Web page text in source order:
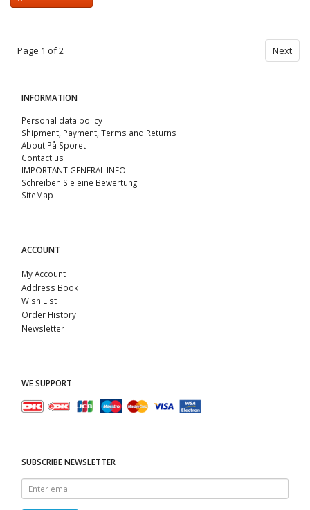
Page 1 of 2 Next
INFORMATION
Personal data policy
Shipment, Payment, Terms and Returns
About På Sporet
Contact us
IMPORTANT GENERAL INFO
Schreiben Sie eine Bewertung
SiteMap
ACCOUNT
My Account
Address Book
Wish List
Order History
Newsletter
WE SUPPORT
SUBSCRIBE NEWSLETTER
Enter
email